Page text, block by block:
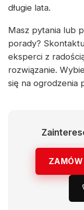
długie lata.
Masz pytania lub
porady?
eksperci z
rozwiązanie.
się na ogrodzenia
ZAMÓW